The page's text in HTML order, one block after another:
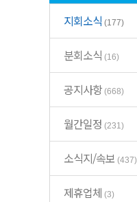
지회소식 (177)
분회소식 (16)
공지사항 (668)
월간일정 (231)
소식지/속보 (437)
제휴업체 (3)